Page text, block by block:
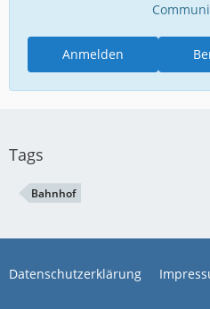
Anmelden
Tags
Bahnhof
Datenschutzerklärung